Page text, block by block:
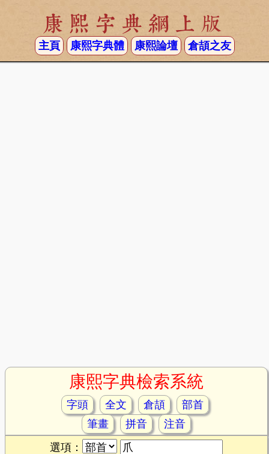
康熙字典網上版
主頁 康熙字典體 康熙論壇 倉頡之友
康熙字典檢索系統
字頭 全文 倉頡
部首
筆畫
拼音
注音
選項：